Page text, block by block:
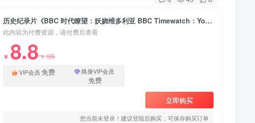
历史纪录片《BBC 时代瞭望：妖娆维多利亚 BBC Timewatch：Young Victoria》下载
此内容为付费资源，请付费后查看
￥ 8.8￥35
VIP会员 免费 终身VIP会员
免费
立即购买
您当前未登录！建议登陆后购买，可保存购买订单